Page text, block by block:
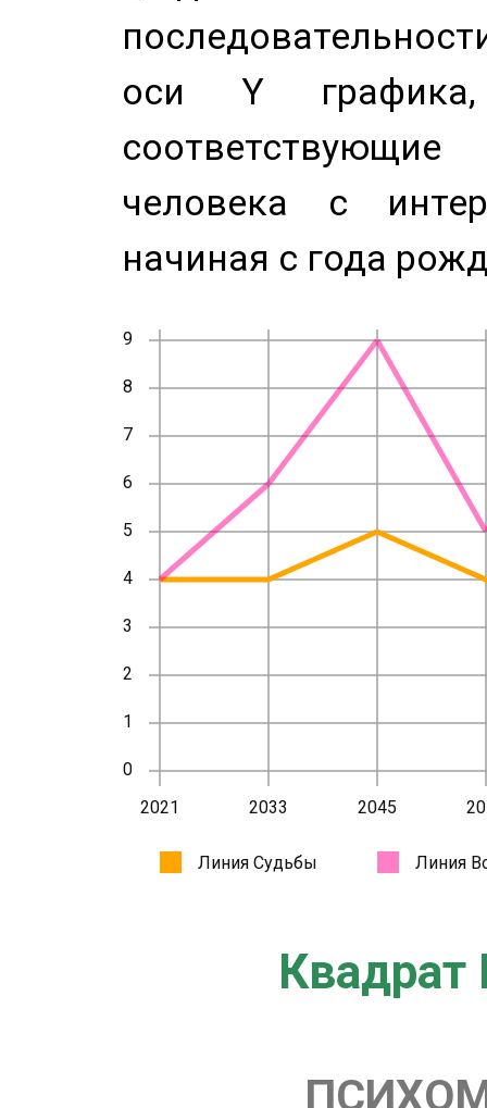
оси Y
человека с
начиная с года
Квадрат